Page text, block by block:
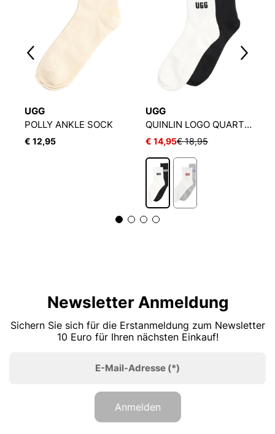
UGG
POLLY ANKLE SOCK
€ 12,95
UGG
QUINLIN LOGO QUARTER 2 PACK
€ 14,95€ 18,95
Newsletter Anmeldung
Sichern Sie sich für die Erstanmeldung zum Newsletter
10 Euro für Ihren nächsten Einkauf!
E-Mail-Adresse (*)
Anmelden